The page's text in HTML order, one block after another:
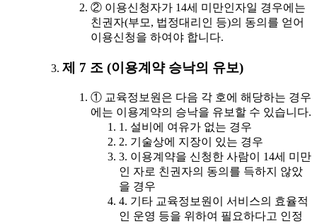
② 이용신청자가 14세 미만인자일 경우에는
친권자(부모, 법정대리인 등)의 동의를 얻어
이용신청을 하여야 합니다.
제 7 조 (이용계약 승낙의 유보)
① 교육정보원은 다음 각 호에 해당하는 경우
에는 이용계약의 승낙을 유보할 수 있습니다.
1. 설비에 여유가 없는 경우
2. 기술상에 지장이 있는 경우
3. 이용계약을 신청한 사람이 14세 미만
인 자로 친권자의 동의를 득하지 않았
을 경우
4. 기타 교육정보원이 서비스의 효율적
인 운영 등을 위하여 필요하다고 인정